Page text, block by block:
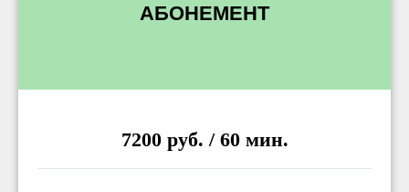
АБОНЕМЕНТ
7200 руб. / 60 мин.